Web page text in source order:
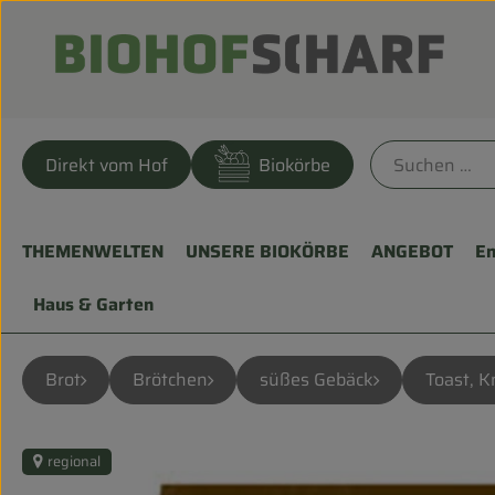
Direkt vom Hof Biokörbe
THEMENWELTEN UNSERE BIOKÖRBE ANGEBOT
Haus & Garten
Brot Brötchen süßes Gebäck Toast,
regional